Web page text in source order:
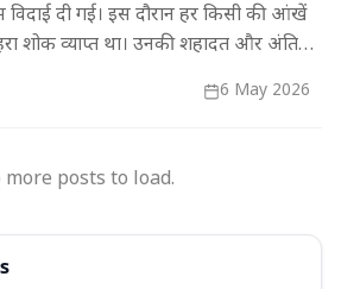
दी गई। इस दौरान हर किसी की आंखें
शोक व्याप्त था। उनकी शहादत और अंतिम
6 May 2026
more posts to load.